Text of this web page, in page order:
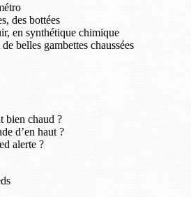
des bottées
en synthétique chimique
belles gambettes chaussées
bien chaud ?
d’en haut ?
alerte ?